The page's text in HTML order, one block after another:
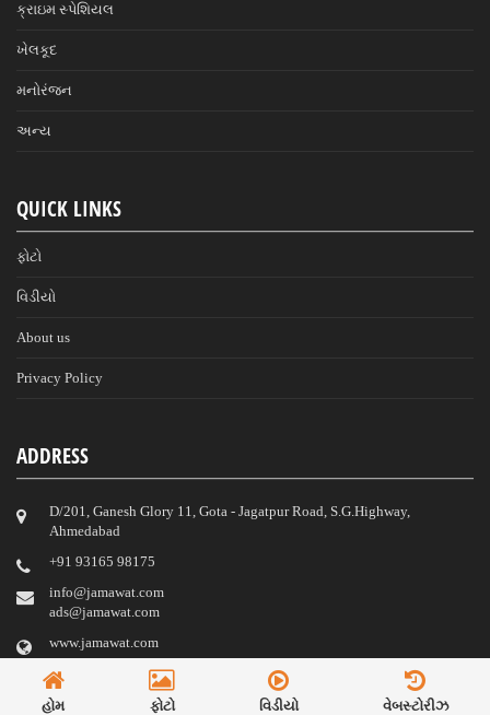
ક્રાઇમ સ્પેશિયલ
ખેલકૂદ
મનોરંજન
અન્ય
QUICK LINKS
ફોટો
વિડીયો
About us
Privacy Policy
ADDRESS
D/201, Ganesh Glory 11, Gota - Jagatpur Road, S.G.Highway,
Ahmedabad
‎+91 93165 98175
info@jamawat.com
ads@jamawat.com
www.jamawat.com
© 2023 Jamawat.
હોમ ફોટો વિડીયો વેબસ્ટોરીઝ